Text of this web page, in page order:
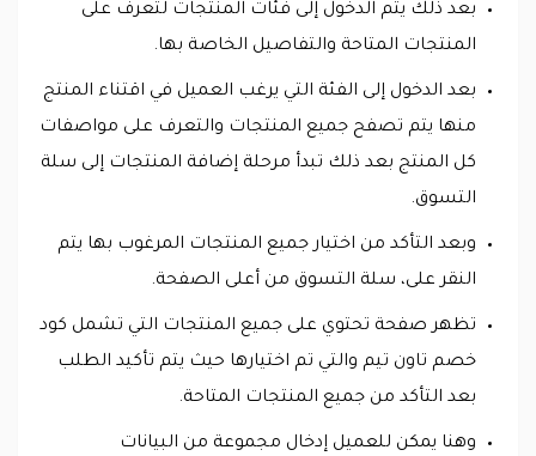
بعد ذلك يتم الدخول إلى فئات المنتجات لتعرف على
المنتجات المتاحة والتفاصيل الخاصة بها.
بعد الدخول إلى الفئة التي يرغب العميل في اقتناء المنتج
منها يتم تصفح جميع المنتجات والتعرف على مواصفات
كل المنتج بعد ذلك تبدأ مرحلة إضافة المنتجات إلى سلة
التسوق.
وبعد التأكد من اختيار جميع المنتجات المرغوب بها يتم
النقر على، سلة التسوق من أعلى الصفحة.
تظهر صفحة تحتوي على جميع المنتجات التي تشمل كود
خصم تاون تيم والتي تم اختيارها حيث يتم تأكيد الطلب
بعد التأكد من جميع المنتجات المتاحة.
وهنا يمكن للعميل إدخال مجموعة من البيانات